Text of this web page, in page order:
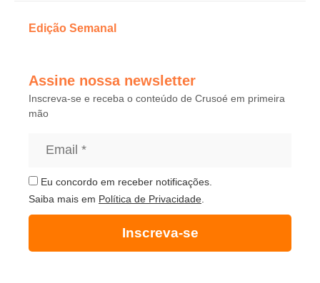
Edição Semanal
Assine nossa newsletter
Inscreva-se e receba o conteúdo de Crusoé em primeira
mão
Eu concordo em receber notificações.
Saiba mais em Política de Privacidade
Inscreva-se